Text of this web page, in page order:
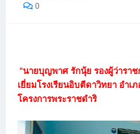
0
"นายบุญพาศ รักนุ้ย รองผู้ว่าราช
เยี่ยมโรงเรียนอิบตีดาวิทยา อำเ
โครงการพระราชดำริ